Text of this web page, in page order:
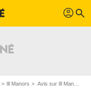
profil search
Ill Manors Avis sur Ill Manors